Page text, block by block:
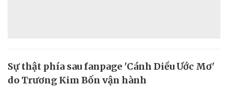
Sự thật phía sau fanpage 'Cánh Diều Ước Mơ'
do Trương Kim Bốn vận hành